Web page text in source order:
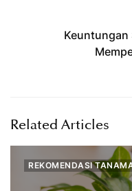
Keuntungan
Related Articles
REKOMENDASI